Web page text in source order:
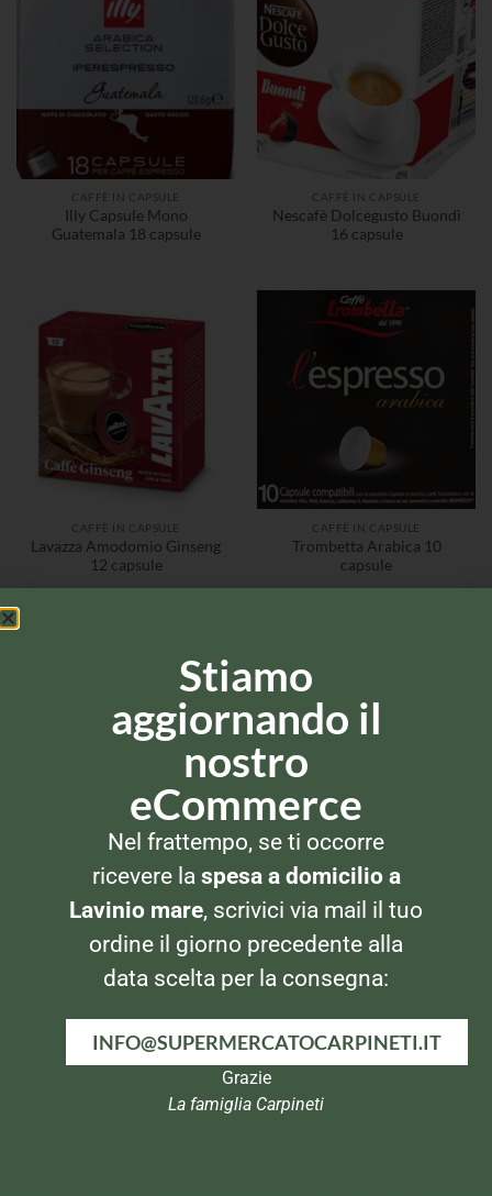
CAFFÈ IN CAPSULE
Illy Capsule Mono
Guatemala 18 capsule
CAFFÈ IN CAPSULE
Nescafè Dolcegusto Buondì
16 capsule
CAFFÈ IN CAPSULE
Lavazza Amodomio Ginseng
12 capsule
CAFFÈ IN CAPSULE
Trombetta Arabica 10
capsule
Lavazza Amodomio Rosso 16
Lavazza Amodomio
Stiamo
aggiornando il
nostro
eCommerce
Nel frattempo, se ti occorre
ricevere la spesa a domicilio a
Lavinio mare, scrivici via mail il tuo
ordine il giorno precedente alla
data scelta per la consegna:
INFO@SUPERMERCATOCARPINETI.IT
Grazie
La famiglia Carpineti